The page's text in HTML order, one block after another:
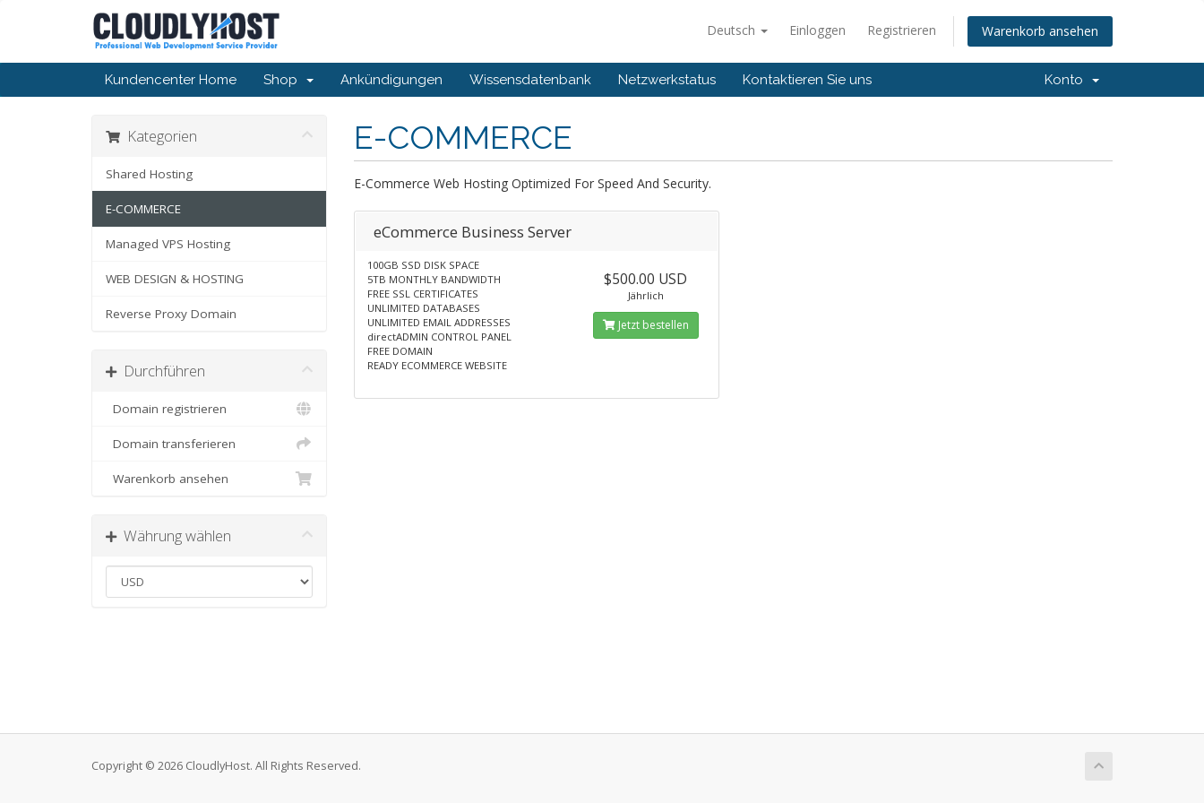
Deutsch Einloggen Registrieren Warenkorb ansehen
Kundencenter Home Shop Ankündigungen Wissensdatenbank Netzwerkstatus Kontaktieren Sie uns Konto
E-COMMERCE
E-Commerce Web Hosting Optimized For Speed And Security.
Kategorien
Shared Hosting
E-COMMERCE
Managed VPS Hosting
WEB DESIGN & HOSTING
Reverse Proxy Domain
Durchführen
Domain registrieren
Domain transferieren
Warenkorb ansehen
Währung wählen
eCommerce Business Server
100GB SSD DISK SPACE
5TB MONTHLY BANDWIDTH
FREE SSL CERTIFICATES
UNLIMITED DATABASES
UNLIMITED EMAIL ADDRESSES
directADMIN CONTROL PANEL
FREE DOMAIN
READY ECOMMERCE WEBSITE
$500.00 USD
Jährlich
Jetzt bestellen
Copyright © 2026 CloudlyHost. All Rights Reserved.